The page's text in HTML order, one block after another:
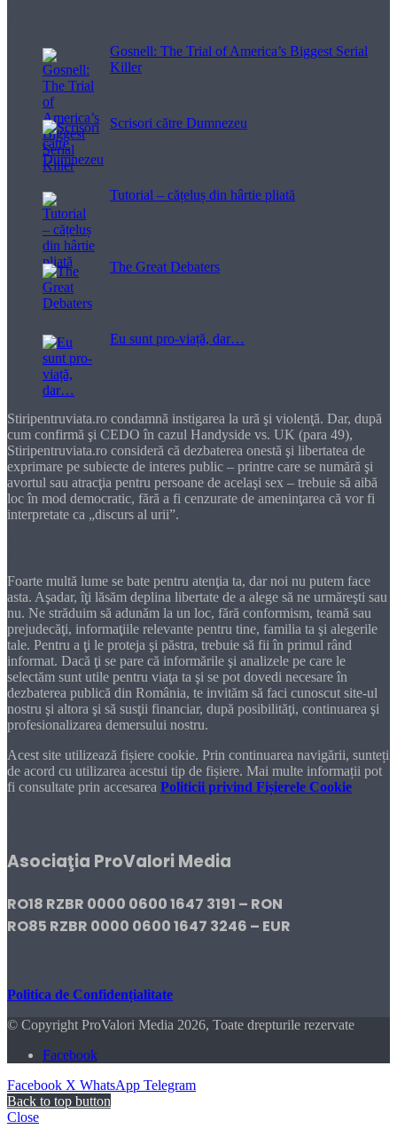
Gosnell: The Trial of America’s Biggest Serial
Killer
Scrisori către Dumnezeu
Tutorial – cățeluș din hârtie pliată
The Great Debaters
Eu sunt pro-viață, dar…
Stiripentruviata.ro condamnă instigarea la ură şi violenţă. Dar, după
cum confirmă şi CEDO în cazul Handyside vs. UK (para 49),
Stiripentruviata.ro consideră că dezbaterea onestă şi libertatea de
exprimare pe subiecte de interes public – printre care se numără şi
avortul sau atracţia pentru persoane de acelaşi sex – trebuie să aibă
loc în mod democratic, fără a fi cenzurate de ameninţarea că vor fi
interpretate ca „discurs al urii”.
Foarte multă lume se bate pentru atenţia ta, dar noi nu putem face
asta. Aşadar, îţi lăsăm deplina libertate de a alege să ne urmăreşti sau
nu. Ne străduim să adunăm la un loc, fără conformism, teamă sau
prejudecăţi, informaţiile relevante pentru tine, familia ta şi alegerile
tale. Pentru a ţi le proteja şi păstra, trebuie să fii în primul rând
informat. Dacă ţi se pare că informările şi analizele pe care le
selectăm sunt utile pentru viaţa ta şi se pot dovedi necesare în
dezbaterea publică din România, te invităm să faci cunoscut site-ul
nostru şi altora şi să susţii financiar, după posibilităţi, continuarea şi
profesionalizarea demersului nostru.
Acest site utilizează fișiere cookie. Prin continuarea navigării, sunteți
de acord cu utilizarea acestui tip de fișiere. Mai multe informații pot
fi consultate prin accesarea Politicii privind Fișierele Cookie
Asociaţia ProValori Media
RO18 RZBR 0000 0600 1647 3191 – RON
RO85 RZBR 0000 0600 1647 3246 – EUR
Politica de Confidențialitate
© Copyright ProValori Media 2026, Toate drepturile rezervate
Facebook
Facebook X WhatsApp Telegram
Back to top button
Close